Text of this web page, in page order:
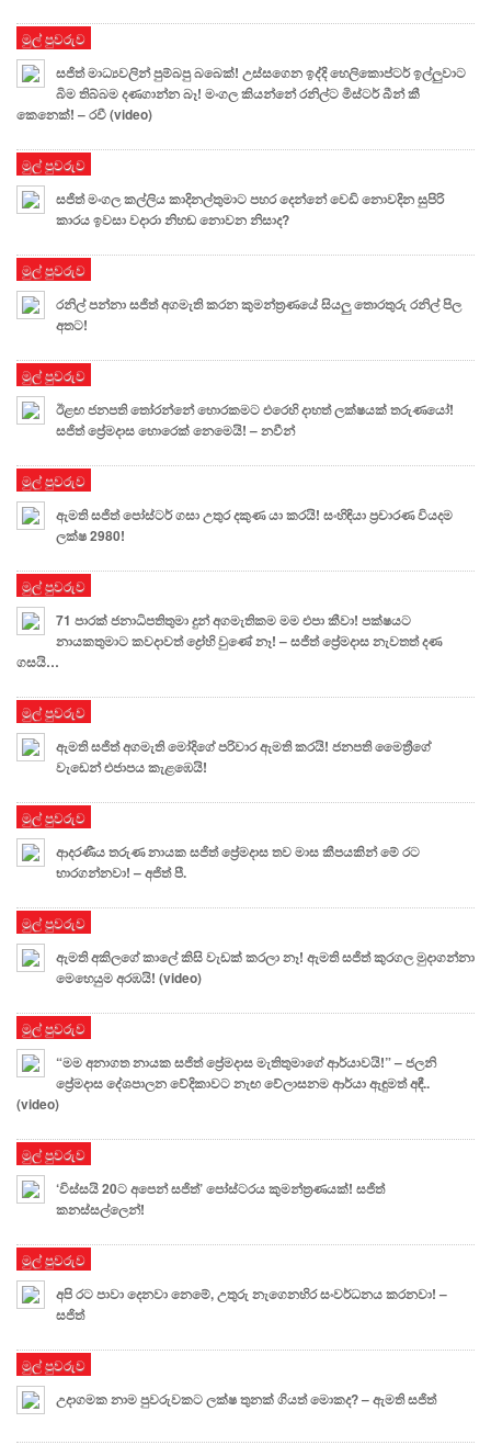
මුල් පුවරුව
සජිත් මාධ්‍යවලින් පුම්බපු බබෙක්! උස්සගෙන ඉද්දි හෙලිකොප්ටර් ඉල්ලුවාට
බිම තිබ්බම දණගාන්න බෑ! මංගල කියන්නේ රනිල්ට මිස්ටර් බීන් කී
කෙනෙක්! – රවී (video)
මුල් පුවරුව
සජිත් මංගල කල්ලිය කාදිනල්තුමාට පහර දෙන්නේ වෙඩි නොවදින සුපිරි
කාරය ඉවසා වදාරා නිහඬ නොවන නිසාද?
මුල් පුවරුව
රනිල් පන්නා සජිත් අගමැති කරන කුමන්ත්‍රණයේ සියලු තොරතුරු රනිල් පිල
අතට!
මුල් පුවරුව
ඊළඟ ජනපති තෝරන්නේ හොරකමට එරෙහි දාහත් ලක්ෂයක් තරුණයෝ!
සජිත් ප්‍රේමදාස හොරෙක් නෙමෙයි! – නවීන්
මුල් පුවරුව
ඇමති සජිත් පෝස්ටර් ගසා උතුර දකුණ යා කරයි! සංහිඳියා ප්‍රචාරණ වියදම
ලක්ෂ 2980!
මුල් පුවරුව
71 පාරක් ජනාධිපතිතුමා දුන් අගමැතිකම මම එපා කීවා! පක්ෂයට
නායකතුමාට කවදාවත් ද්‍රෝහි වුණේ නෑ! – සජිත් ප්‍රේමදාස නැවතත් දණ
ගසයි…
මුල් පුවරුව
ඇමති සජිත් අගමැති මෝදිගේ පරිවාර ඇමති කරයි! ජනපති මෛත්‍රීගේ
වැඩෙන් එජාපය කැළඹෙයි!
මුල් පුවරුව
ආදරණීය තරුණ නායක සජිත් ප්‍රේමදාස තව මාස කීපයකින් මේ රට
භාරගන්නවා! – අජිත් පී.
මුල් පුවරුව
ඇමති අකිලගේ කාලේ කිසි වැඩක් කරලා නෑ! ඇමති සජිත් කුරගල මුදාගන්නා
මෙහෙයුම අරඹයි! (video)
මුල් පුවරුව
“මම අනාගත නායක සජිත් ප්‍රේමදාස මැතිතුමාගේ ආර්යාවයි!” – ජලනි
ප්‍රේමදාස දේශපාලන වේදිකාවට නැඟ වේලාසනම ආර්යා ඇඳුමත් අඳී..
(video)
මුල් පුවරුව
‘විස්සයි 20ට අපෙන් සජිත්’ පෝස්ටරය කුමන්ත්‍රණයක්! සජිත්
කනස්සල්ලෙන්!
මුල් පුවරුව
අපි රට පාවා දෙනවා නෙමේ, උතුරු නැගෙනහිර සංවර්ධනය කරනවා! –
සජිත්
මුල් පුවරුව
උදාගමක නාම පුවරුවකට ලක්ෂ තුනක් ගියත් මොකද? – ඇමති සජිත්